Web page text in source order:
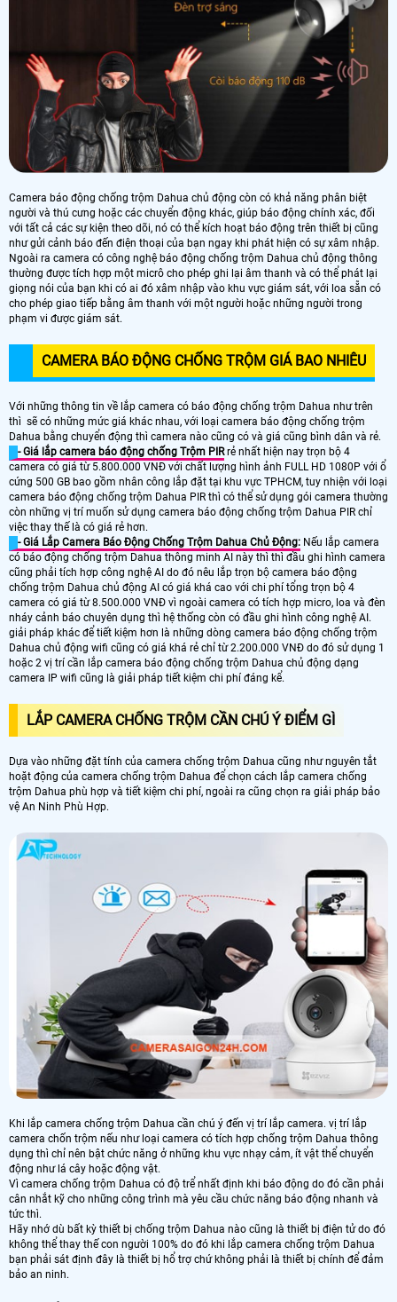
Camera báo động chống trộm Dahua chủ động còn có khả năng phân biệt
người và thú cưng hoặc các chuyển động khác, giúp báo động chính xác, đối
với tất cả các sự kiện theo dõi, nó có thể kích hoạt báo động trên thiết bị cũng
như gửi cảnh báo đến điện thoại của bạn ngay khi phát hiện có sự xâm nhập.
Ngoài ra camera có công nghệ báo động chống trộm Dahua chủ động thông
thường được tích hợp một micrô cho phép ghi lại âm thanh và có thể phát lại
giọng nói của bạn khi có ai đó xâm nhập vào khu vực giám sát, với loa sẵn có
cho phép giao tiếp bằng âm thanh với một người hoặc những người trong
phạm vi được giám sát.
CAMERA BÁO ĐỘNG CHỐNG TRỘM GIÁ BAO NHIÊU
Với những thông tin về lắp camera có báo động chống trộm Dahua như trên
thì sẽ có những mức giá khác nhau, với loại camera báo động chống trộm
Dahua bằng chuyển động thì camera nào cũng có và giá cũng bình dân và rẻ.
- Giá lắp camera báo động chống Trộm PIRrẻ nhất hiện nay trọn bộ 4
camera có giá từ 5.800.000 VNĐ với chất lượng hình ảnh FULL HD 1080P với ổ
cứng 500 GB bao gồm nhân công lắp đặt tại khu vực TPHCM, tuy nhiện với loại
camera báo động chống trộm Dahua PIR thì có thể sử dụng gói camera thường
còn những vị trí muốn sử dụng camera báo động chống trộm Dahua PIR chỉ
việc thay thế là có giá rẻ hơn.
- Giá Lắp Camera Báo Động Chống Trộm Dahua Chủ Động: Nếu lắp camera
có báo động chống trộm Dahua thông minh AI này thì thì đầu ghi hình camera
cũng phải tích hợp công nghệ AI do đó nêu lắp trọn bộ camera báo động
chống trộm Dahua chủ động AI có giá khá cao với chi phí tổng trọn bộ 4
camera có giá từ 8.500.000 VNĐ vì ngoài camera có tích hợp micro, loa và đèn
nháy cảnh báo chuyên dụng thì hệ thống còn có đầu ghi hình công nghệ AI.
giải pháp khác để tiết kiệm hơn là những dòng camera báo động chống trộm
Dahua chủ động wifi cũng có giá khá rẻ chỉ từ 2.200.000 VNĐ do đó sử dụng 1
hoặc 2 vị trí cần lắp camera báo động chống trộm Dahua chủ động dạng
camera IP wifi cũng là giải pháp tiết kiệm chi phí đáng kể.
LẮP CAMERA CHỐNG TRỘM CẦN CHÚ Ý ĐIỂM GÌ
Dựa vào những đặt tính của camera chống trộm Dahua cũng như nguyên tắt
hoặt động của camera chống trộm Dahua để chọn cách lắp camera chống
trộm Dahua phù hợp và tiết kiệm chi phí, ngoài ra cũng chọn ra giải pháp bảo
vệ An Ninh Phù Hợp.
Khi lắp camera chống trộm Dahua cần chú ý đến vị trí lắp camera. vị trí lắp
camera chốn trộm nếu như loại camera có tích hợp chống trộm Dahua thông
dụng thì chỉ nên bật chức năng ở những khu vực nhạy cảm, ít vật thể chuyển
động như lá cây hoặc động vật.
Vì camera chống trộm Dahua có độ trể nhất định khi báo động do đó cần phải
cân nhắt kỹ cho những công trình mà yêu cầu chức năng báo động nhanh và
tức thì.
Hãy nhớ dù bất kỳ thiết bị chống trộm Dahua nào cũng là thiết bị điện tử do đó
không thể thay thế con người 100% do đó khi lắp camera chống trộm Dahua
bạn phải sát định đây là thiết bị hổ trợ chứ không phải là thiết bị chính để đảm
bảo an ninh.